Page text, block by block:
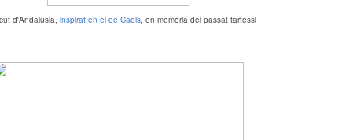
d'Andalusia, inspirat en el de Cadis, en memòria del passat tartessi